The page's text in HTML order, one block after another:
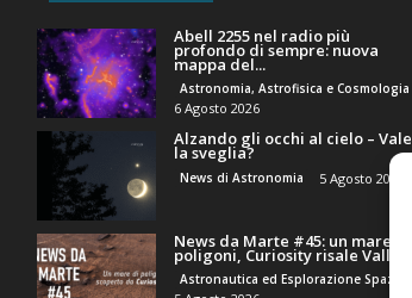
Abell 2255 nel radio più
profondo di sempre: nuova
mappa del...
Astronomia, Astrofisica e Cosmologia
6 Agosto 2026
Alzando gli occhi al cielo – Vale
la sveglia?
News di Astronomia 5 Agosto 2026
News da Marte #45: un mare di
poligoni, Curiosity risale Valle...